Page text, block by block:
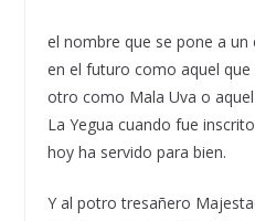
el nombre que se pone a
en el futuro como aquel
otro como Mala Uva o
La Yegua cuando fue
hoy ha servido para bien.
Y al potro tresañero